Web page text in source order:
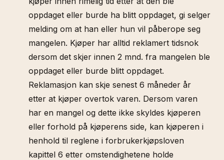
oppdaget eller burde ha blitt oppdaget, gi selger
melding om at han eller hun vil påberope seg
mangelen. Kjøper har alltid reklamert tidsnok
dersom det skjer innen 2 mnd. fra mangelen ble
oppdaget eller burde blitt oppdaget.
Reklamasjon kan skje senest 6 måneder år
etter at kjøper overtok varen. Dersom varen
har en mangel og dette ikke skyldes kjøperen
eller forhold på kjøperens side, kan kjøperen i
henhold til reglene i forbrukerkjøpsloven
kapittel 6 etter omstendighetene holde